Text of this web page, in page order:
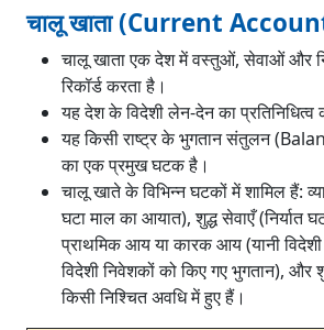
चालू खाता (Current
चालू खाता एक देश में वस्तुओं, सेवाओं और
रिकॉर्ड करता है।
यह देश के विदेशी लेन-देन का प्रतिनिधित्व
यह किसी राष्ट्र के भुगतान संतुलन
का एक प्रमुख घटक है।
चालू खाते के विभिन्न घटकों में शामिल हैं:
घटा माल का आयात), शुद्ध सेवाएँ (निर्यात
प्राथमिक आय या कारक आय (यानी
विदेशी निवेशकों को किए गए भुगतान), और
किसी निश्चित अवधि में हुए हैं।